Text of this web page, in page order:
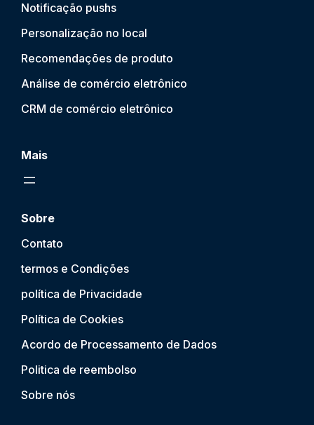
Notificação pushs
Personalização no local
Recomendações de produto
Análise de comércio eletrônico
CRM de comércio eletrônico
Mais
Sobre
Contato
termos e Condições
política de Privacidade
Política de Cookies
Acordo de Processamento de Dados
Politica de reembolso
Sobre nós